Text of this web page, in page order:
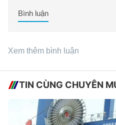
Bình luận
Xem thêm bình luận
TIN CÙNG CHUYÊN